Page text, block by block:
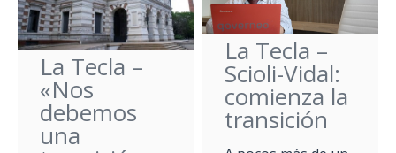
La Tecla –
«Nos
debemos
una
La Tecla –
Scioli-Vidal:
comienza la
transición